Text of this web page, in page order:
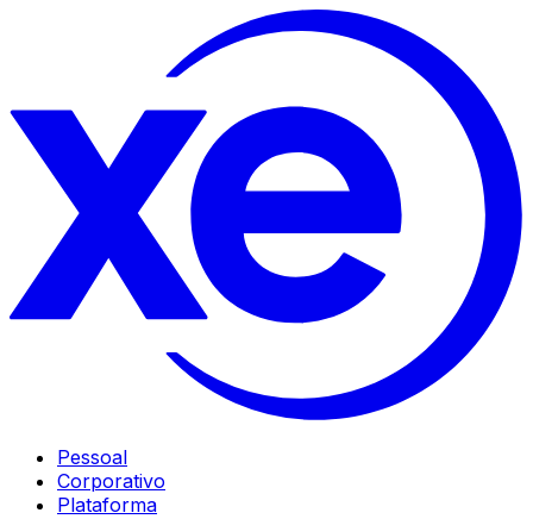
Pessoal
Corporativo
Plataforma